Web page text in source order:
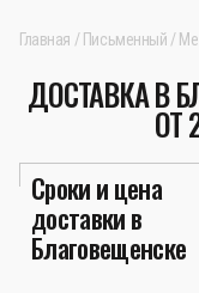
Главная Письменный
ДОСТАВКА В
ОТ
Сроки и цена
доставки в
Благовещенске